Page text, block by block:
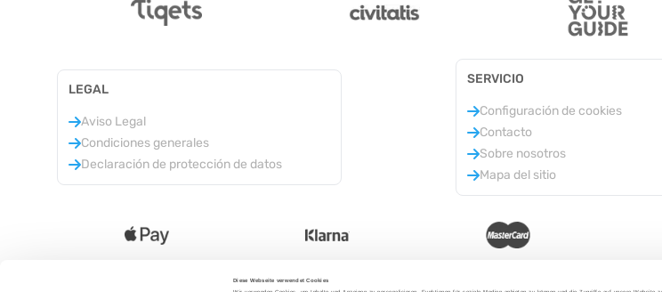
Diese Webseite verwendet Cookies
LEGAL
Aviso Legal
Condiciones generales
Declaración de protección de datos
SERVICIO
Configuración de cookies
Contacto
Sobre nosotros
Mapa del sitio